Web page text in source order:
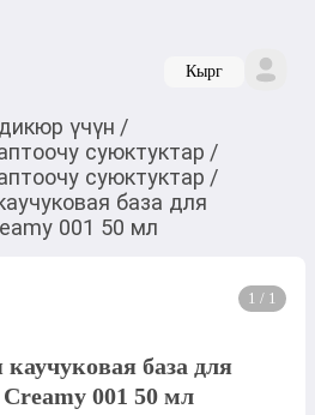
Кырг
үчүн /
суюктуктар /
суюктуктар /
база для
001 50 мл
1 / 1
база для
001 50 мл